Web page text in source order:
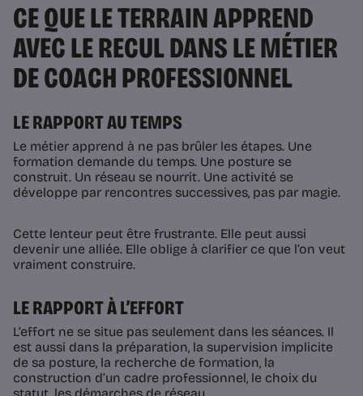
CE QUE LE TERRAIN APPREND
AVEC LE RECUL DANS LE MÉTIER
DE COACH PROFESSIONNEL
LE RAPPORT AU TEMPS
Le métier apprend à ne pas brûler les étapes. Une
formation demande du temps. Une posture se
construit. Un réseau se nourrit. Une activité se
développe par rencontres successives, pas par magie.
Cette lenteur peut être frustrante. Elle peut aussi
devenir une alliée. Elle oblige à clarifier ce que l’on veut
vraiment construire.
LE RAPPORT À L’EFFORT
L’effort ne se situe pas seulement dans les séances. Il
est aussi dans la préparation, la supervision implicite
de sa posture, la recherche de formation, la
construction d’un cadre professionnel, le choix du